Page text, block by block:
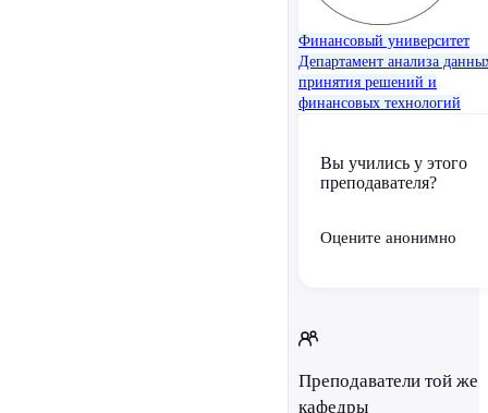
Финансовый университет
Департамент анализа
принятия решений и
финансовых технологий
Вы учились у этого
преподавателя?
Оцените анонимно
Преподаватели той же
кафедры